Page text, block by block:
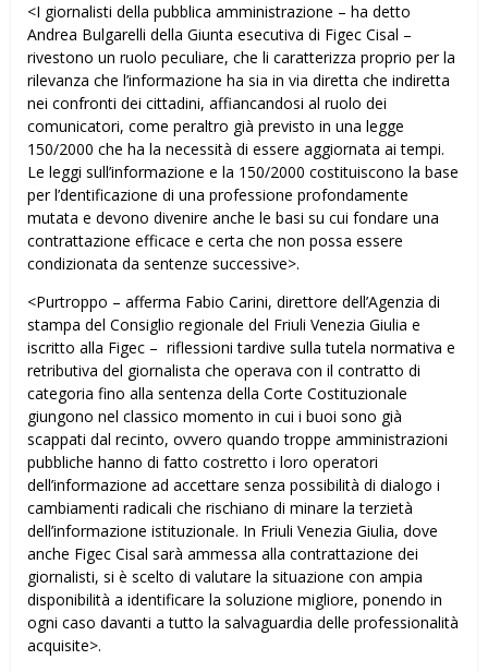
<I giornalisti della pubblica amministrazione – ha detto
Andrea Bulgarelli della Giunta esecutiva di Figec Cisal –
rivestono un ruolo peculiare, che li caratterizza proprio per la
rilevanza che l’informazione ha sia in via diretta che indiretta
nei confronti dei cittadini, affiancandosi al ruolo dei
comunicatori, come peraltro già previsto in una legge
150/2000 che ha la necessità di essere aggiornata ai tempi.
Le leggi sull’informazione e la 150/2000 costituiscono la base
per l’dentificazione di una professione profondamente
mutata e devono divenire anche le basi su cui fondare una
contrattazione efficace e certa che non possa essere
condizionata da sentenze successive>.
<Purtroppo – afferma Fabio Carini, direttore dell’Agenzia di
stampa del Consiglio regionale del Friuli Venezia Giulia e
iscritto alla Figec – riflessioni tardive sulla tutela normativa e
retributiva del giornalista che operava con il contratto di
categoria fino alla sentenza della Corte Costituzionale
giungono nel classico momento in cui i buoi sono già
scappati dal recinto, ovvero quando troppe amministrazioni
pubbliche hanno di fatto costretto i loro operatori
dell’informazione ad accettare senza possibilità di dialogo i
cambiamenti radicali che rischiano di minare la terzietà
dell’informazione istituzionale. In Friuli Venezia Giulia, dove
anche Figec Cisal sarà ammessa alla contrattazione dei
giornalisti, si è scelto di valutare la situazione con ampia
disponibilità a identificare la soluzione migliore, ponendo in
ogni caso davanti a tutto la salvaguardia delle professionalità
acquisite>.